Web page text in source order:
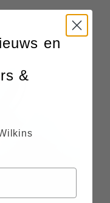
en
&